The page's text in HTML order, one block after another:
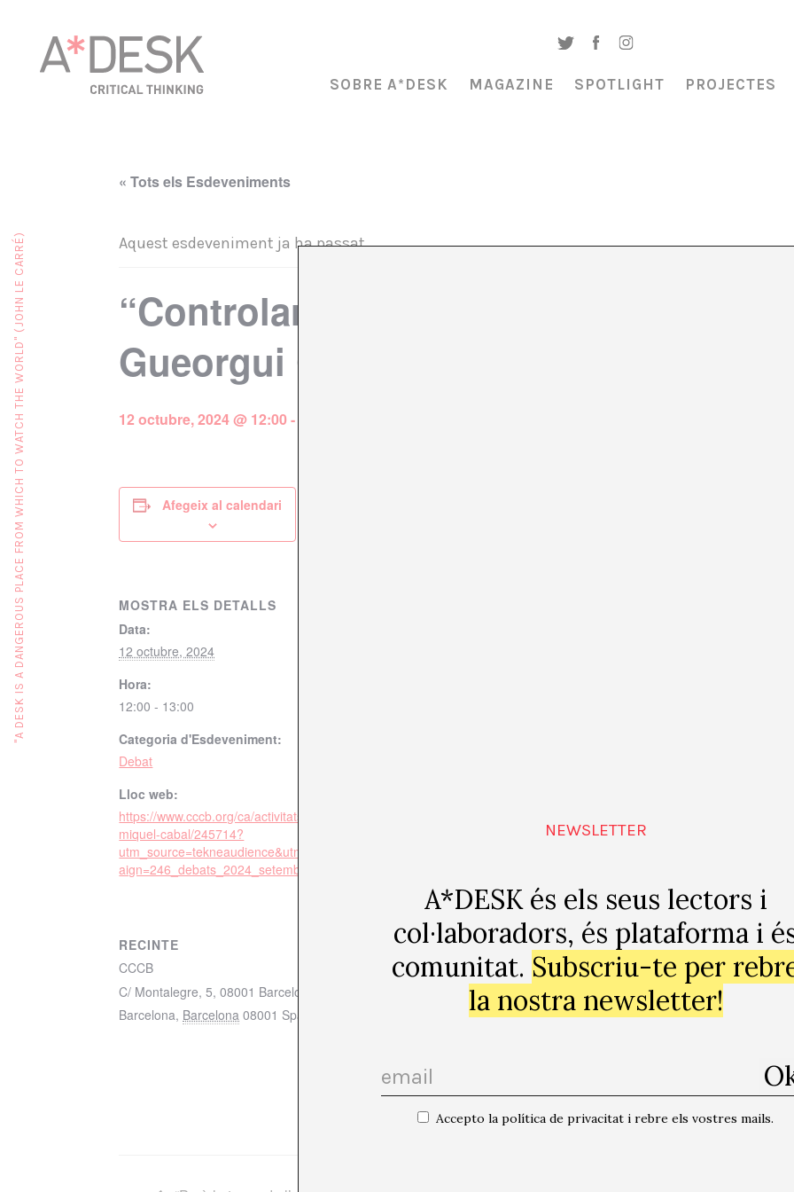
SOBRE A*DESK MAGAZINE SPOTLIGHT PROJECTES
« Tots els Esdeveniments
Aquest esdeveniment ja ha passat.
“Controlar el passat, controlar el
Gueorgui Gospodínov i Miquel Cabal
12 octubre, 2024 @ 12:00-
Afegeix al calendari
MOSTRA ELS DETALLS
Data:
12 octubre, 2024
Hora:
12:00 - 13:00
Categoria d'Esdeveniment:
Debat
Lloc web:
https://www.cccb.org/ca/activitats/fitxa/gueorgui-gospodinov-i-
miquel-cabal/245714?
utm_source=tekneaudience&utm_medium=email&utm_camp
aign=246_debats_2024_setembre_18&utm_content=
RECINTE
CCCB
C/ Montalegre, 5, 08001 Barcelona mapa
Barcelona, Barcelona 08001 Spain
NEWSLETTER
A*DESK és els seus lectors i
col·laboradors, és plataforma i
comunitat. Subscriu-te per
la nostra newsletter!
Accepto la política de privacitat i rebre els vostres mails.
"A DESK IS A DANGEROUS PLACE FROM WHICH TO WATCH THE WORLD" (JOHN LE CARRÉ)